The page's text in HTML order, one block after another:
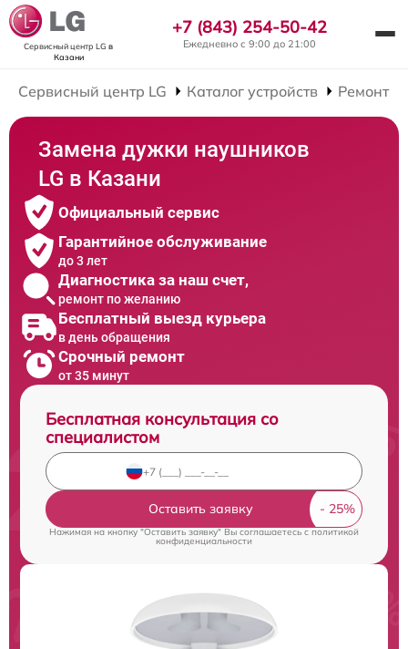
Сервисный центр LG в
Казани
+7 (843) 254-50-42
Ежедневно с 9:00 до 21:00
Сервисный центр LG Каталог устройств Ремонт
Замена дужки наушников
LG в Казани
Официальный сервис
Гарантийное обслуживание
до 3 лет
Диагностика за наш счет,
ремонт по желанию
Бесплатный выезд курьера
в день обращения
Срочный ремонт
от 35 минут
Бесплатная консультация со
специалистом
Оставить заявку
Нажимая на кнопку "Оставить заявку" Вы соглашаетесь cполитикой
конфиденциальности